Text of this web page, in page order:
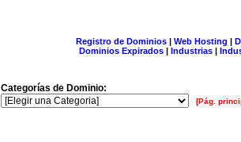
Registro de Dominios| Web Hosting |
Dominios Expirados | Industrias |
Categorías de Dominio:
[Pág.